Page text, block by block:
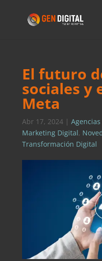
El futuro
sociales y
Meta
Abr 17, 2024|
Marketing Digital,
Transformación Digital